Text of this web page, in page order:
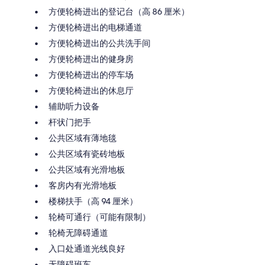
方便轮椅进出的登记台（高 86 厘米）
方便轮椅进出的电梯通道
方便轮椅进出的公共洗手间
方便轮椅进出的健身房
方便轮椅进出的停车场
方便轮椅进出的休息厅
辅助听力设备
杆状门把手
公共区域有薄地毯
公共区域有瓷砖地板
公共区域有光滑地板
客房内有光滑地板
楼梯扶手（高 94 厘米）
轮椅可通行（可能有限制）
轮椅无障碍通道
入口处通道光线良好